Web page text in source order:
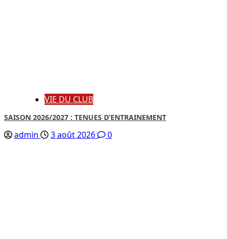
VIE DU CLUB
SAISON 2026/2027 : TENUES D’ENTRAINEMENT
admin 3 août 2026 0